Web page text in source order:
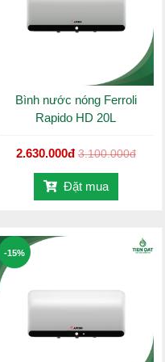
bị an toàn sẽ ngắt kết
các phần mạng điện của
bình sẽ trở nên dễ dàng
chống cháy khô: Đảm bảo
Bình nước nóng Ferroli
Rapido HD 20L
2.630.000đ 3.100.000đ
Đặt mua
-15%